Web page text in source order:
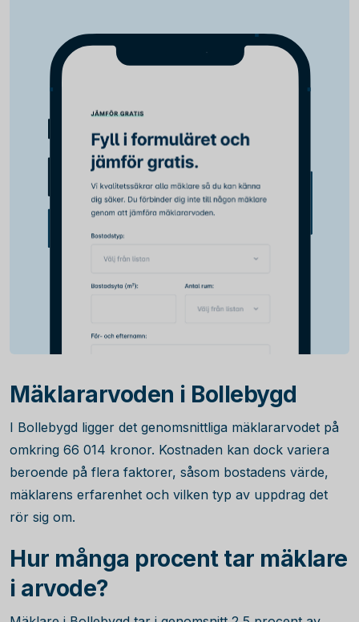
Mäklararvoden i Bollebygd
I Bollebygd ligger det genomsnittliga mäklararvodet på
omkring 66 014 kronor. Kostnaden kan dock variera
beroende på flera faktorer, såsom bostadens värde,
mäklarens erfarenhet och vilken typ av uppdrag det
rör sig om.
Hur många procent tar mäklare
i arvode?